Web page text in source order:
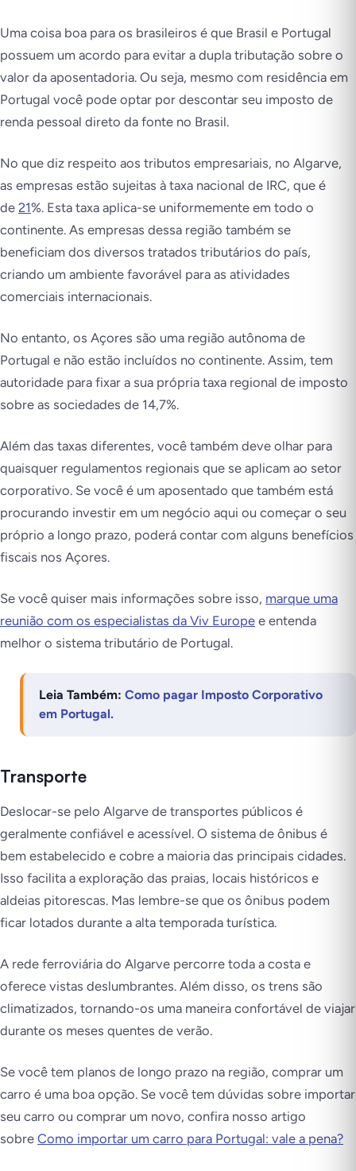
Uma coisa boa para os brasileiros é que Brasil e Portugal
possuem um acordo para evitar a dupla tributação sobre o
valor da aposentadoria. Ou seja, mesmo com residência em
Portugal você pode optar por descontar seu imposto de
renda pessoal direto da fonte no Brasil.
No que diz respeito aos tributos empresariais, no Algarve,
as empresas estão sujeitas à taxa nacional de IRC, que é
de 21%. Esta taxa aplica-se uniformemente em todo o
continente. As empresas dessa região também se
beneficiam dos diversos tratados tributários do país,
criando um ambiente favorável para as atividades
comerciais internacionais.
No entanto, os Açores são uma região autônoma de
Portugal e não estão incluídos no continente. Assim, tem
autoridade para fixar a sua própria taxa regional de imposto
sobre as sociedades de 14,7%.
Além das taxas diferentes, você também deve olhar para
quaisquer regulamentos regionais que se aplicam ao setor
corporativo. Se você é um aposentado que também está
procurando investir em um negócio aqui ou começar o seu
próprio a longo prazo, poderá contar com alguns benefícios
fiscais nos Açores.
Se você quiser mais informações sobre isso, marque uma
reunião com os especialistas da Viv Europe e entenda
melhor o sistema tributário de Portugal.
Leia Também: Como pagar Imposto Corporativo
em Portugal.
Transporte
Deslocar-se pelo Algarve de transportes públicos é
geralmente confiável e acessível. O sistema de ônibus é
bem estabelecido e cobre a maioria das principais cidades.
Isso facilita a exploração das praias, locais históricos e
aldeias pitorescas. Mas lembre-se que os ônibus podem
ficar lotados durante a alta temporada turística.
A rede ferroviária do Algarve percorre toda a costa e
oferece vistas deslumbrantes. Além disso, os trens são
climatizados, tornando-os uma maneira confortável de viajar
durante os meses quentes de verão.
Se você tem planos de longo prazo na região, comprar um
carro é uma boa opção. Se você tem dúvidas sobre importar
seu carro ou comprar um novo, confira nosso artigo
sobre Como importar um carro para Portugal: vale a pena?